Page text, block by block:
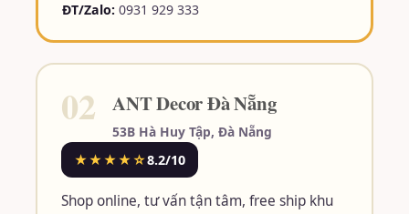
ĐT/Zalo: 0931 929 333
02 ANT Decor Đà Nẵng
53B Hà Huy Tập, Đà Nẵng
★★★★☆8.2/10
Shop online, tư vấn tận tâm, free ship khu